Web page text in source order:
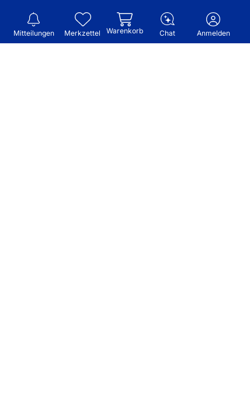
Mitteilungen Merkzettel Warenkorb Chat Anmelden